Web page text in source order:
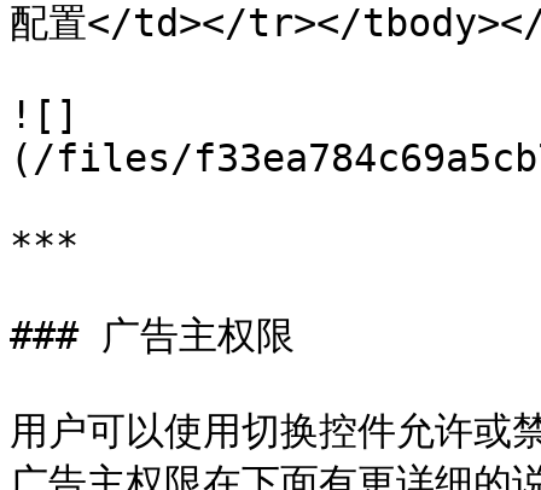
配置</td></tr></
![]
(/files/
***
### 广告主权限
用户可以使用切换控件允许或